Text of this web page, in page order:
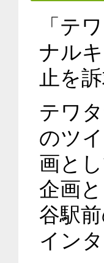
「テ
ナル
止を
テワ
のツ
画と
企画
谷駅
イン